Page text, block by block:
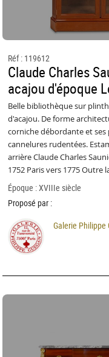
Réf : 119612
Claude Charles
acajou d'époque
Belle bibliothèque sur
d'acajou. De forme
corniche débordante et ses
cannelures rudentées.
arrière Claude Charles
1752 Paris vers 1775 Outre
Époque : XVIIIe siècle
Proposé par :
Galerie Philippe